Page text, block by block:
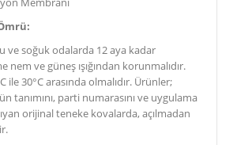
ve soğuk odalarda 12 aya kadar
nem ve güneş ışığından korunmalıdır.
ile 30°C arasında olmalıdır. Ürünler;
tanımını, parti numarasını ve uygulama
orijinal teneke kovalarda, açılmadan